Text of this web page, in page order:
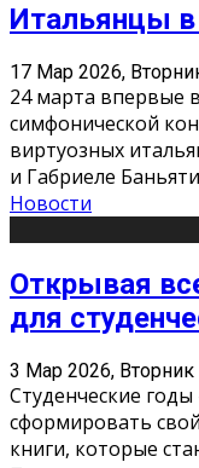
Итальянцы
17 Мар 2026,
24 марта впервые
симфонической
виртуозных
и Габриеле
Новости
Открывая
для
3 Мар 2026, Вторник
Студенческие
сформировать
книги, которые